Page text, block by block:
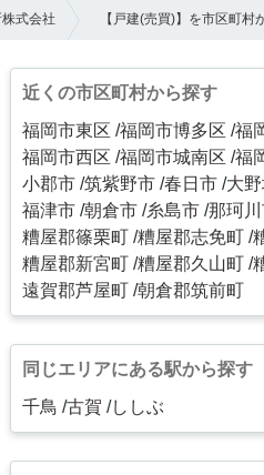
式会社 【戸建(売買)】を市区町村
近くの市区町村から探す
福岡市東区 福岡市博多区 福
福岡市西区 福岡市城南区 福
小郡市 筑紫野市 春日市 大
福津市 朝倉市 糸島市 那珂
糟屋郡篠栗町 糟屋郡志免町
糟屋郡新宮町 糟屋郡久山町
遠賀郡芦屋町 朝倉郡筑前町
同じエリアにある駅から探す
千鳥 古賀 ししぶ